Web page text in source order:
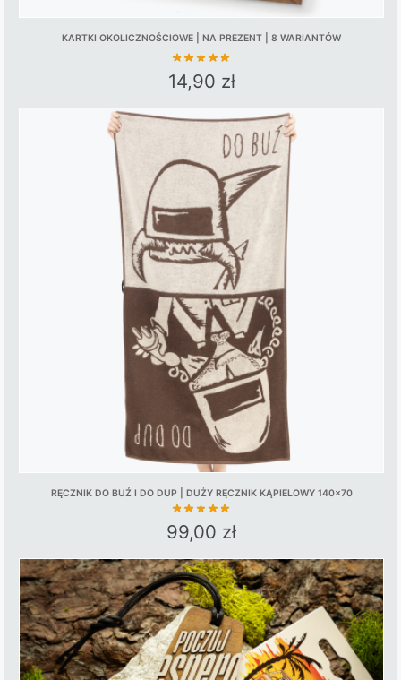
KARTKI OKOLICZNOŚCIOWE | NA PREZENT | 8 WARIANTÓW
14,90 zł
This
product
multiple
variants.
The
options
may
chosen
on
the
product
page
RĘCZNIK DO BUŹ I DO DUP | DUŻY RĘCZNIK KĄPIELOWY 140×70
99,00 zł